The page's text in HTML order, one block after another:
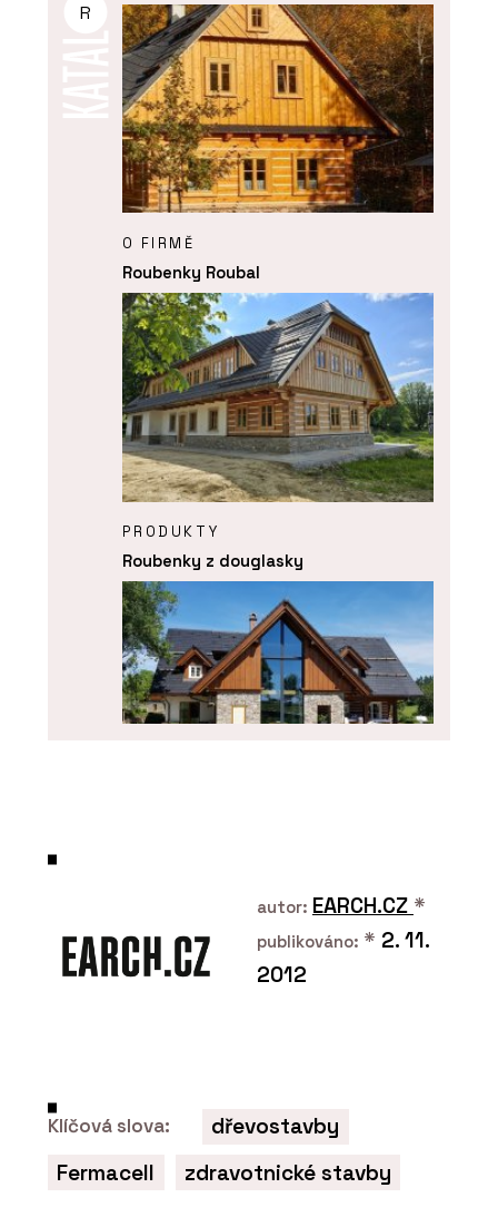
R
O FIRMĚ
Roubenky Roubal
PRODUKTY
Roubenky z douglasky
Dovolená v Krkonoších v roubence u
vlastní vinný sklípek a v okolí šumí
autor: EARCH.CZ *
publikováno: * 2. 11.
2012
Klíčová slova:
dřevostavby
Fermacell
zdravotnické stavby